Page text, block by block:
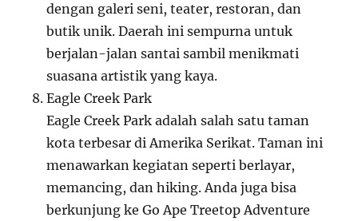
dengan galeri seni, teater, restoran, dan
butik unik. Daerah ini sempurna untuk
berjalan-jalan santai sambil menikmati
suasana artistik yang kaya.
Eagle Creek Park
Eagle Creek Park adalah salah satu taman
kota terbesar di Amerika Serikat. Taman ini
menawarkan kegiatan seperti berlayar,
memancing, dan hiking. Anda juga bisa
berkunjung ke Go Ape Treetop Adventure